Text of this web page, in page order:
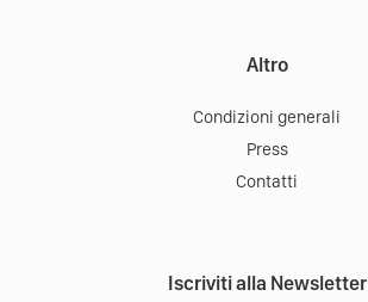
Altro
Condizioni generali
Press
Contatti
Iscriviti alla Newsletter